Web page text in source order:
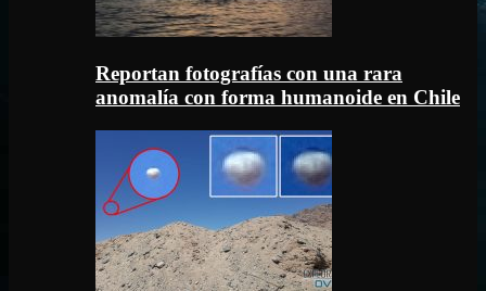
Reportan fotografías con una rara
anomalía con forma humanoide en Chile